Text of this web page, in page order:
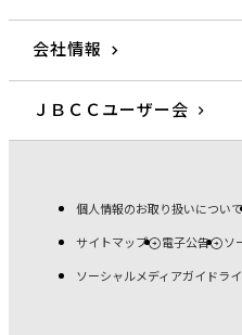
会社情報
ＪＢＣＣユーザー会
個人情報のお取り扱いについて
サイトマップ 電子公告 ソ
ソーシャルメディアガイドラ